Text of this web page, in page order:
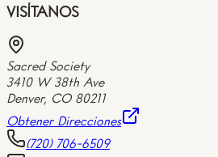
VISÍTANOS
Sacred Society
3410 W 38th Ave
Denver, CO 80211
Obtener Direcciones
(720) 706-6509